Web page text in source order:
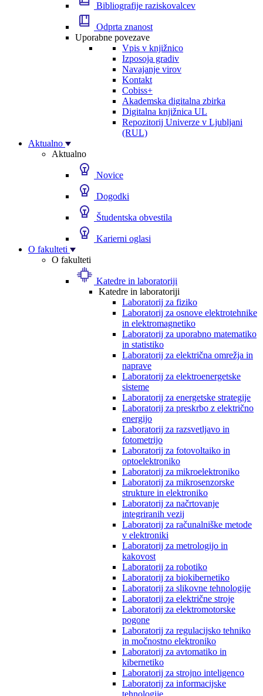
Bibliografije raziskovalcev
Odprta znanost
Uporabne povezave
Vpis v knjižnico
Izposoja gradiv
Navajanje virov
Kontakt
Cobiss+
Akademska digitalna zbirka
Digitalna knjižnica UL
Repozitorij Univerze v Ljubljani
(RUL)
Aktualno
Aktualno
Novice
Dogodki
Študentska obvestila
Karierni oglasi
O fakulteti
O fakulteti
Katedre in laboratoriji
Katedre in laboratoriji
Laboratorij za fiziko
Laboratorij za osnove elektrotehnike
in elektromagnetiko
Laboratorij za uporabno matematiko
in statistiko
Laboratorij za električna omrežja in
naprave
Laboratorij za elektroenergetske
sisteme
Laboratorij za energetske strategije
Laboratorij za preskrbo z električno
energijo
Laboratorij za razsvetljavo in
fotometrijo
Laboratorij za fotovoltaiko in
optoelektroniko
Laboratorij za mikroelektroniko
Laboratorij za mikrosenzorske
strukture in elektroniko
Laboratorij za načrtovanje
integriranih vezij
Laboratorij za računalniške metode
v elektroniki
Laboratorij za metrologijo in
kakovost
Laboratorij za robotiko
Laboratorij za biokibernetiko
Laboratorij za slikovne tehnologije
Laboratorij za električne stroje
Laboratorij za elektromotorske
pogone
Laboratorij za regulacijsko tehniko
in močnostno elektroniko
Laboratorij za avtomatiko in
kibernetiko
Laboratorij za strojno inteligenco
Laboratorij za informacijske
tehnologije